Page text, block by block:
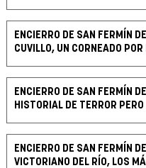
ENCIERRO DE SAN FERMÍN
CUVILLO, UN CORNEADO POR
ENCIERRO DE SAN FERMÍN
HISTORIAL DE TERROR
ENCIERRO DE SAN FERMÍN
VICTORIANO DEL RÍO, LOS